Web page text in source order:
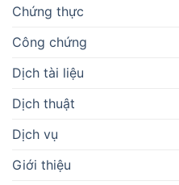
Chứng thực
Công chứng
Dịch tài liệu
Dịch thuật
Dịch vụ
Giới thiệu